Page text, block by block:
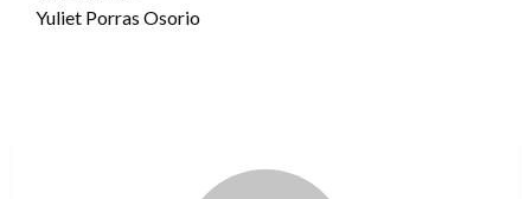
Yuliet Porras Osorio